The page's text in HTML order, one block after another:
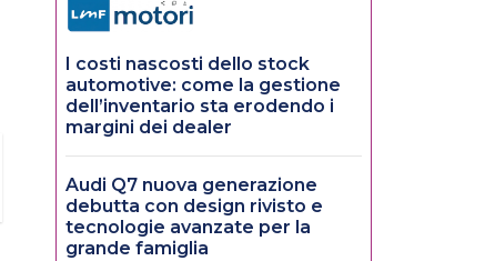
I costi nascosti dello stock
automotive: come la gestione
dell’inventario sta erodendo i
margini dei dealer
Audi Q7 nuova generazione
debutta con design rivisto e
tecnologie avanzate per la
grande famiglia